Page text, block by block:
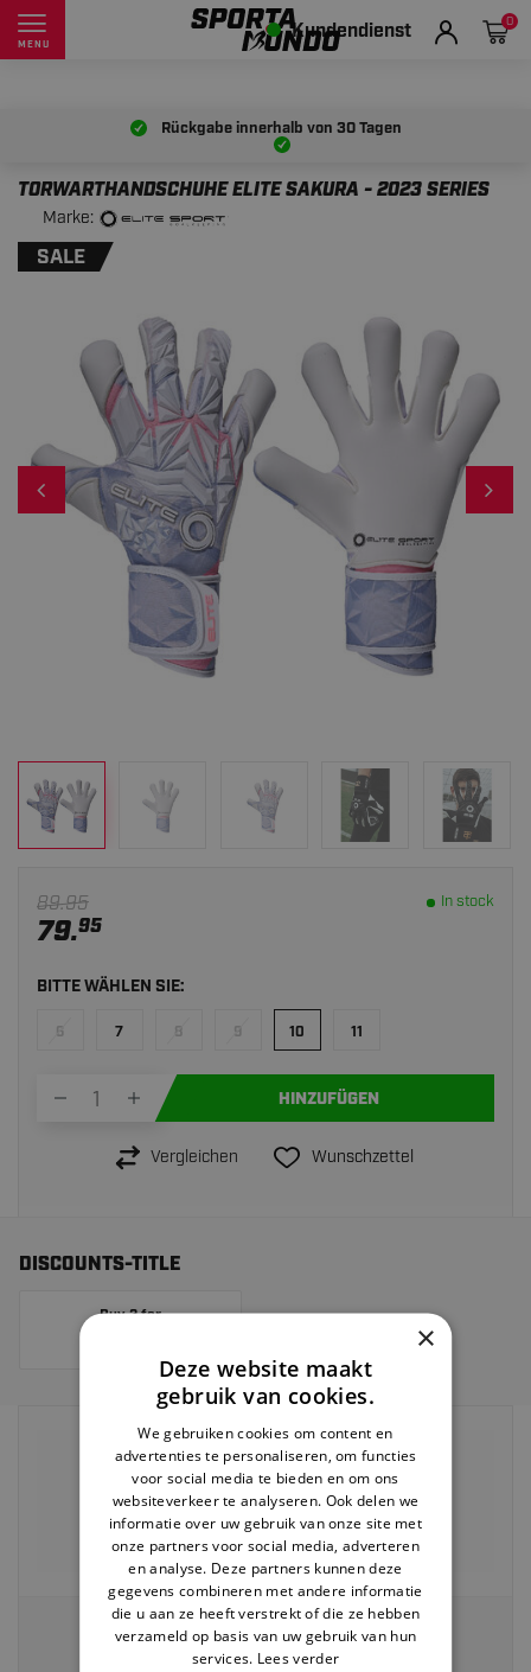
MENU Kundendienst 0
Rückgabe innerhalb von 30 Tagen
TORWARTHANDSCHUHE ELITE SAKURA - 2023 SERIES
Marke:
SALE
89.95
79.95
BITTE WÄHLEN SIE:
In stock
6 7 8 9 10 11
HINZUFÜGEN
Vergleichen Wunschzettel
DISCOUNTS-TITLE
Buy 2 for
Vor 22:00 Uhr bestellt,
heute versendet>
Rückgabe innerhalb von30 Tagen
Kostenloser Versand ab 40 EUR
Zahlung auf Rechnung möglich
Veilig en eenvoudig betalen via:
×
Deze website maakt
gebruik van cookies.
We gebruiken cookies om content en
advertenties te personaliseren, om functies
voor social media te bieden en om ons
websiteverkeer te analyseren. Ook delen we
informatie over uw gebruik van onze site met
onze partners voor social media, adverteren
en analyse. Deze partners kunnen deze
gegevens combineren met andere informatie
die u aan ze heeft verstrekt of die ze hebben
verzameld op basis van uw gebruik van hun
services. Lees verder